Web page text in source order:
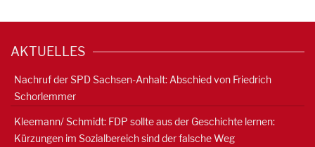
AKTUELLES
Nachruf der SPD Sachsen-Anhalt: Abschied von Friedrich
Schorlemmer
Kleemann/ Schmidt: FDP sollte aus der Geschichte lernen:
Kürzungen im Sozialbereich sind der falsche Weg